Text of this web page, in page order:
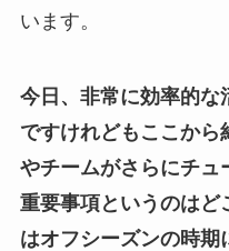
います。
今日、非常に効率的な
ですけれどもここから
やチームがさらにチュ
重要事項というのはど
はオフシーズンの時期